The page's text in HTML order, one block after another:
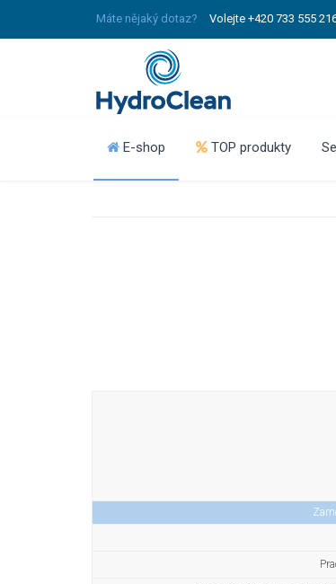
Máte nějaký dotaz? Volejte +420 733 555
E-shop TOP produkty